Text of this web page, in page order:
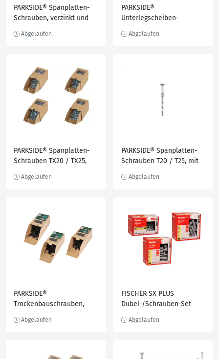
PARKSIDE® Spanplatten-
Schrauben, verzinkt und
PARKSIDE®
Unterlegscheiben-
Schrumpfschlauch-
PARKSIDE® Spanplatten-
Schrauben TX20 / TX25,
PARKSIDE® Spanplatten-
Schrauben T20 / T25, mit
PARKSIDE®
Trockenbauschrauben,
phosphatiert
FISCHER SX PLUS
Dübel-/Schrauben-Set